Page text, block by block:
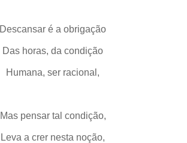
Descansar é a obrigação
Das horas, da condição
Humana, ser racional,
Mas pensar tal condição,
Leva a crer nesta noção,